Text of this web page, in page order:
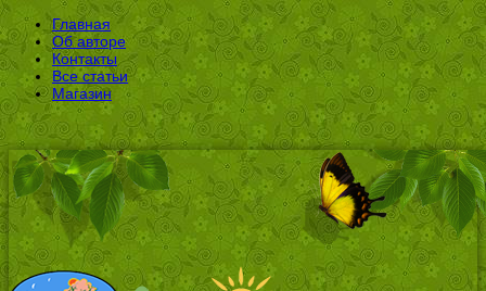
Главная
Об авторе
Контакты
Все статьи
Магазин